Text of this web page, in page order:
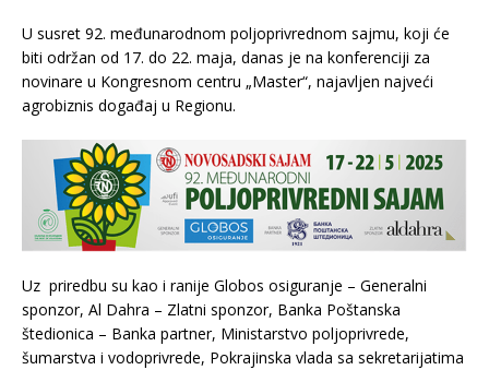
U susret 92. međunarodnom poljoprivrednom sajmu, koji će
biti održan od 17. do 22. maja, danas je na konferenciji za
novinare u Kongresnom centru „Master“, najavljen najveći
agrobiznis događaj u Regionu.
Uz priredbu su kao i ranije Globos osiguranje – Generalni
sponzor, Al Dahra – Zlatni sponzor, Banka Poštanska
štedionica – Banka partner, Ministarstvo poljoprivrede,
šumarstva i vodoprivrede, Pokrajinska vlada sa sekretarijatima